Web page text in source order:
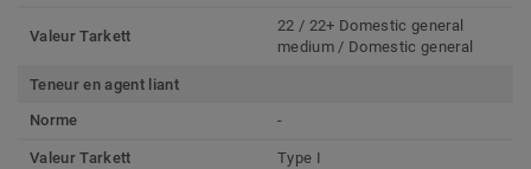
Valeur Tarkett
22 / 22+ Domestic general
medium / Domestic general
Teneur en agent liant
Norme
-
Valeur Tarkett Type I